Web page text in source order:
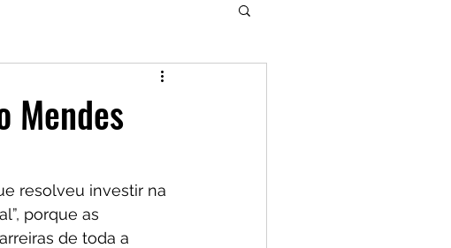
Mendes
resolveu investir na
porque as
de toda a